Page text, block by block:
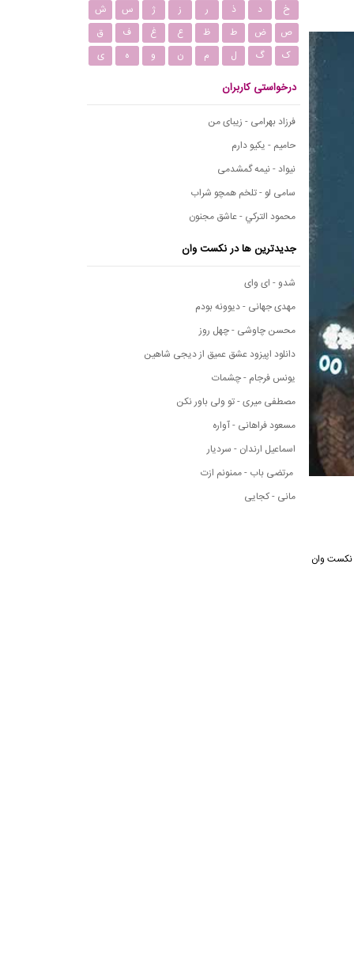
نکست وان
خ
د ذ ر ز ژ س
ش
ص
ض ط ظ ع غ ف
ق
ک
گ ل م ن و ه ی
درخواستی کاربران
فرزاد بهرامی - زیبای من
حامیم - یکیو دارم
نیواد - نیمه گمشدمی
سامی لو - تلخم همچو شراب
محمود التركي - عاشق مجنون
جدیدترین ها در نکست وان
شدو - ای وای
مهدی جهانی - دیوونه بودم
محسن چاوشی - چهل روز
دانلود اپیزود عشق عمیق از دیجی شاهین
یونس فرجام - چشمات
مصطفی میری - تو ولی باور نکن
مسعود فراهانی - آواره
اسماعیل ارندان - سردیار
مرتضی باب - ممنونم ازت
مانی - کجایی